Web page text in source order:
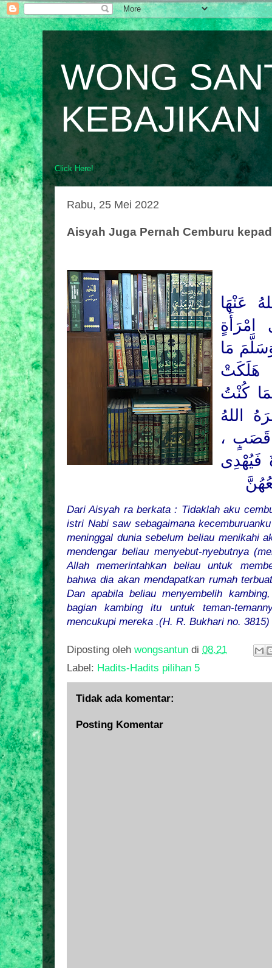
WONG
KEBAJIKAN
Click Here!
Rabu, 25 Mei 2022
Aisyah Juga Pernah Cemburu
عَنْهَا
مَا
هَلَكَتْ
كُنْتُ
اللهُ
قَصَبٍ ،
فَيُهْدِى
Dari Aisyah ra berkata : Tidaklah aku
istri Nabi saw sebagaimana
meninggal dunia sebelum beliau menikahi
mendengar beliau menyebut-nyebutnya
Allah memerintahkan beliau untuk
bahwa dia akan mendapatkan rumah
Dan apabila beliau menyembelih
bagian kambing itu untuk teman-
mencukupi mereka .(H. R. Bukhari no. 3815)
Diposting oleh wongsantun di 08.21
Label: Hadits-Hadits pilihan 5
Tidak ada komentar:
Posting Komentar